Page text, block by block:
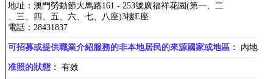
地址：澳門勞動節大馬路161 - 253號廣福祥花園(第一、二
、三、四、五、六、七、八座)3樓E座
電話：28431837
可招募或提供職業介紹服務的非本地居民的來源國家或地區： 內地
准照的狀態： 有效